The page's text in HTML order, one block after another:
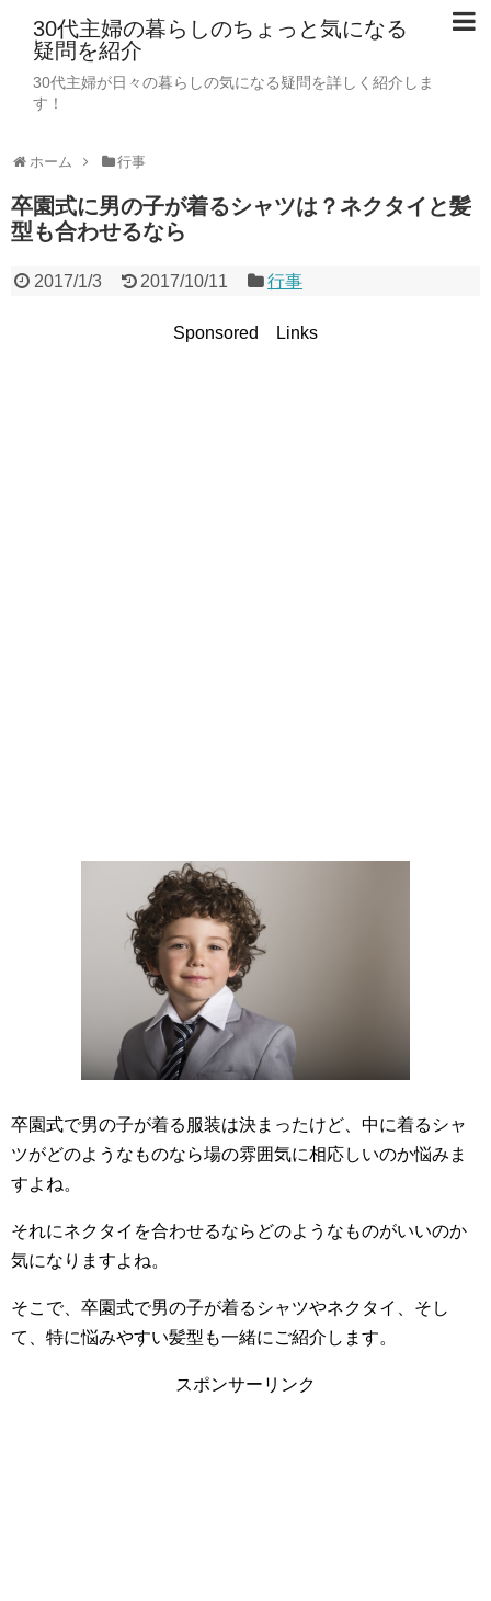
30代主婦の暮らしのちょっと気になる
疑問を紹介
30代主婦が日々の暮らしの気になる疑問を詳しく紹介しま
す！
ホーム 行事
卒園式に男の子が着るシャツは？ネクタイと髪
型も合わせるなら
2017/1/3 2017/10/11 行事
Sponsored Links
卒園式で男の子が着る服装は決まったけど、中に着るシャ
ツがどのようなものなら場の雰囲気に相応しいのか悩みま
すよね。
それにネクタイを合わせるならどのようなものがいいのか
気になりますよね。
そこで、卒園式で男の子が着るシャツやネクタイ、そし
て、特に悩みやすい髪型も一緒にご紹介します。
スポンサーリンク